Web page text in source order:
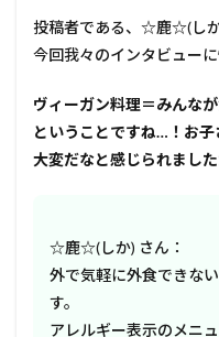
投稿者である、☆鹿☆(し
今回我々のインタビュー
――ヴィーガン料理＝みん
ということですね…！お
大変だなと感じられました
☆鹿☆(しか) さん：
外で気軽に外食できな
す。
アレルギー表示のメニ